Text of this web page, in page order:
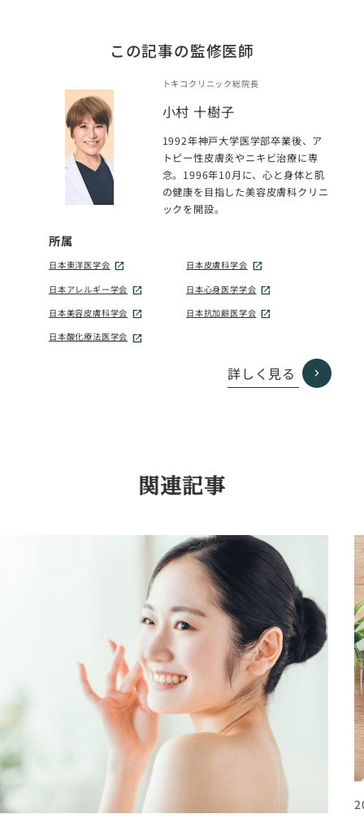
この記事の監修医師
トキコクリニック総院長
小村 十樹子
1992年神戸大学医学部卒業後、ア
トピー性皮膚炎やニキビ治療に専
念。1996年10月に、心と身体と肌
の健康を目指した美容皮膚科クリニ
ックを開設。
所属
日本東洋医学会
日本皮膚科学会
日本アレルギー学会
日本心身医学学会
日本美容皮膚科学会
日本抗加齢医学会
日本酸化療法医学会
詳しく見る
関連記事